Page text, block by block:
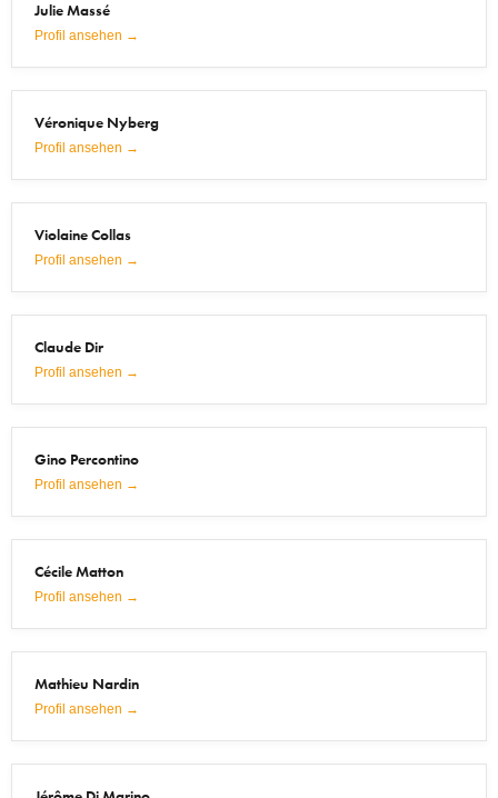
Julie Massé
Profil ansehen →
Véronique Nyberg
Profil ansehen →
Violaine Collas
Profil ansehen →
Claude Dir
Profil ansehen →
Gino Percontino
Profil ansehen →
Cécile Matton
Profil ansehen →
Mathieu Nardin
Profil ansehen →